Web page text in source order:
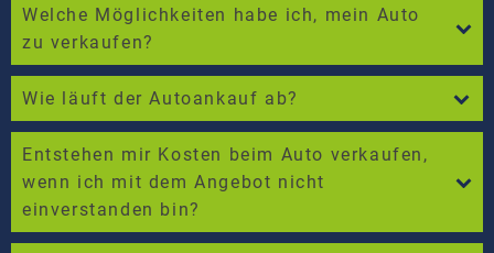
Welche Möglichkeiten habe ich, mein Auto
zu verkaufen?
Wie läuft der Autoankauf ab?
Entstehen mir Kosten beim Auto verkaufen,
wenn ich mit dem Angebot nicht
einverstanden bin?